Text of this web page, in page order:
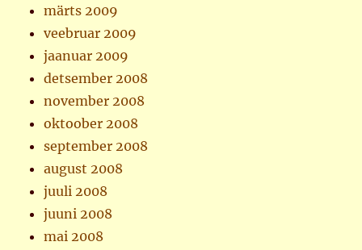
märts 2009
veebruar 2009
jaanuar 2009
detsember 2008
november 2008
oktoober 2008
september 2008
august 2008
juuli 2008
juuni 2008
mai 2008